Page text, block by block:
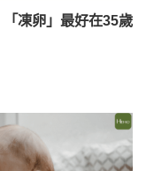
「凍卵」最好在35歲